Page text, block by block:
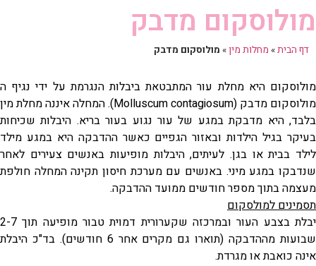
מולוסקום מדבק
דף הבית» מחלות מין» מולוסקום מדבק
מולוסקום היא מחלת עור המתבטאת ביבלות הנגרמת על ידי נגיף ה
מולוסקום מדבק (Molluscum contagiosum). המחלה איננה מחלת מין
בלבד, היא מדבקת במגע של עור נגוע בעור בריא. היבלות שכיחות
בעיקר בגיל הילדות ובאזור הגפיים כאשר ההדבקה היא במגע מילד
לילד בבית או בגן. לעיתים, היבלות מופיעות באנשים צעירים לאחר
שנדבקו במגע מיני. באנשים עם מערכת חיסון תקינה המחלה חולפת
מעצמה בתוך מספר חודשים ממועד ההדבקה.
תסמינים למולסקום
יבלת בצבע העור ובמרכזה שקערורית דמוית טבור מופיעה תוך 2-7
שבועות מההדבקה (תוארו גם מקרים אחר 6 חודשים). בד"כ היבלת
אינה כואבת או מגרדת.